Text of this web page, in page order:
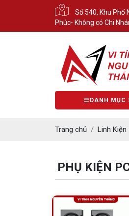
Số 540, Khu Phố
Phúc- Không có Chi
DANH MỤC
Trang chủ Linh Kiện
PHỤ KIỆN